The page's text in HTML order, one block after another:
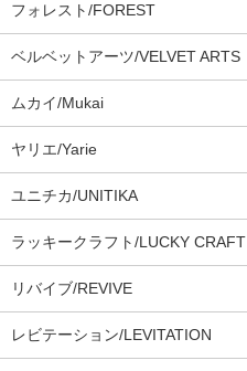
フォレスト/FOREST
ベルベットアーツ/VELVET ARTS
ムカイ/Mukai
ヤリエ/Yarie
ユニチカ/UNITIKA
ラッキークラフト/LUCKY CRAFT
リバイブ/REVIVE
レビテーション/LEVITATION